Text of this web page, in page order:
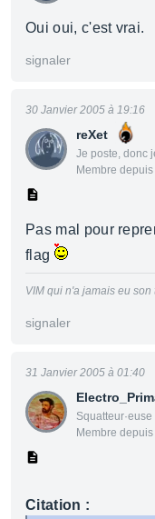
Oui oui, c'est vrai.
signaler
reXet
Je poste, donc
Membre
30 Janvier 2005 à 19:16
Pas mal pour
flag
VIM qui n'a jamais eu son
signaler
Squatteur·euse
Membre
31 Janvier 2005 à 01:40
Citation :